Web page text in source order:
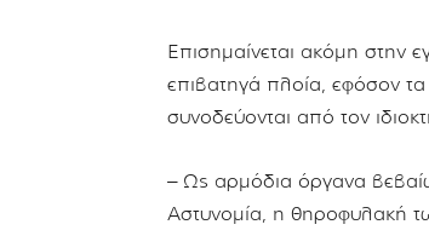
Επισημαίνεται ακόμη στην
επιβατηγά πλοία, εφόσον
συνοδεύονται από τον
– Ως αρμόδια όργανα
Αστυνομία, η θηροφυλακή